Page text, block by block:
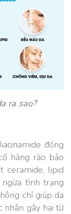
ra sao?
đóng
hàng rào bảo
ceramide, lipid
tình trạng
chỉ giúp da
nhân gây hại từ